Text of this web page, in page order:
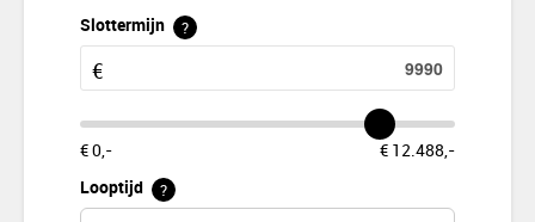
Slottermijn
?
€ 0,-
€ 12.488,-
Looptijd
?